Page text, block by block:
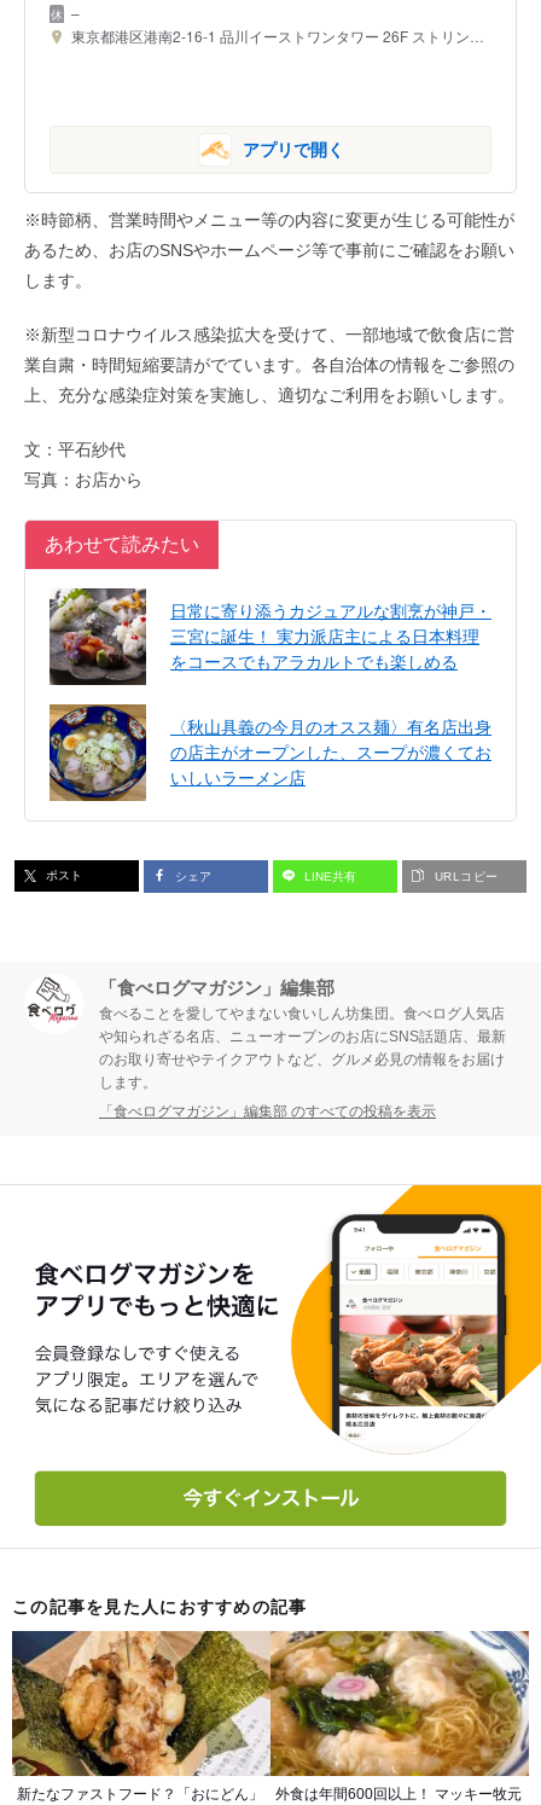
–
東京都港区港南2-16-1 品川イーストワンタワー 26F ストリングスホテル東京インターコンチネンタル
アプリで開く
※時節柄、営業時間やメニュー等の内容に変更が生じる可能性が
あるため、お店のSNSやホームページ等で事前にご確認をお願い
します。
※新型コロナウイルス感染拡大を受けて、一部地域で飲食店に営
業自粛・時間短縮要請がでています。各自治体の情報をご参照の
上、充分な感染症対策を実施し、適切なご利用をお願いします。
文：平石紗代
写真：お店から
あわせて読みたい
日常に寄り添うカジュアルな割烹が神戸・
三宮に誕生！ 実力派店主による日本料理
をコースでもアラカルトでも楽しめる
〈秋山具義の今月のオスス麺〉有名店出身
の店主がオープンした、スープが濃くてお
いしいラーメン店
ポスト シェア LINE共有 URLコピー
「食べログマガジン」編集部
食べることを愛してやまない食いしん坊集団。食べログ人気店
や知られざる名店、ニューオープンのお店にSNS話題店、最新
のお取り寄せやテイクアウトなど、グルメ必見の情報をお届け
します。
「食べログマガジン」編集部 のすべての投稿を表示
この記事を見た人におすすめの記事
新たなファストフード？「おにどん」 外食は年間600回以上！ マッキー牧元